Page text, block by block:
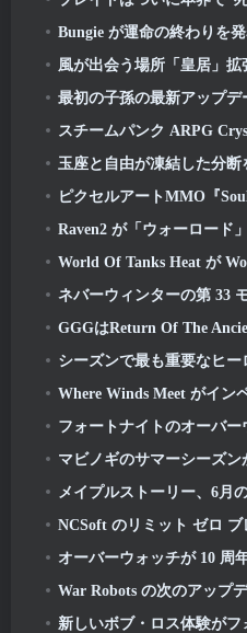
Bungie が運命の終わりを発表 2 新し
風が出会う場所「皇居」
最初の子孫の最新アップデートは農業ル
スチームパンク ARPG Crystalfall の最初のコ
玉座と自由が凍結した分断
ピクセルアートMMO『
Raven2 が「ウォーロード
World Of Tanks Heat が World
ネバーウィンターの第 33 モジュールの
GGGはReturn Of The Ancientsの発売に先立ち、
シーズンで最も重要なヒ
Where Winds Meet がインペリアルパレスの拡張を
フォートナイトのオーバーウォッチヒーロ
マビノギのサマーシーズンが
メイプルストーリー、6月のアップデ
NCSoft のリミット ゼロ ブレイカーズ「プロローグ テス
オーバーウォッチが 10 周
War Robots の次のアップデートでは、
新しいボブ・ロス体験が